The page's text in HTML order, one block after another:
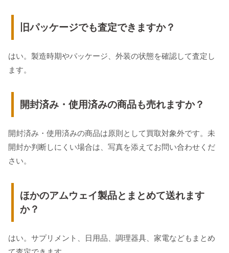
旧パッケージでも査定できますか？
はい。製造時期やパッケージ、外装の状態を確認して査定し
ます。
開封済み・使用済みの商品も売れますか？
開封済み・使用済みの商品は原則として買取対象外です。未
開封か判断しにくい場合は、写真を添えてお問い合わせくだ
さい。
ほかのアムウェイ製品とまとめて送れます
か？
はい。サプリメント、日用品、調理器具、家電などもまとめ